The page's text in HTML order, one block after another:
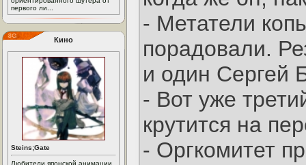
первого ли...
Кино
Steins;Gate
Любители японской анимации
- Метатели
порадовали.
и один Сергей
- Вот уже
крутится на
- Оргкомитет